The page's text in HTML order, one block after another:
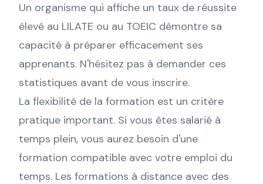
Un organisme qui affiche un taux de réussite
élevé au LILATE ou au TOEIC démontre sa
capacité à préparer efficacement ses
apprenants. N'hésitez pas à demander ces
statistiques avant de vous inscrire.
La flexibilité de la formation est un critère
pratique important. Si vous êtes salarié à
temps plein, vous aurez besoin d'une
formation compatible avec votre emploi du
temps. Les formations à distance avec des